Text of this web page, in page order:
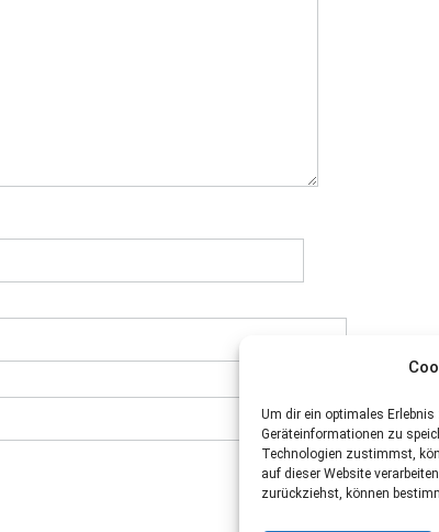
Um dir ein optimales
Geräteinformationen zu
Technologien zustimmst,
auf dieser Website
zurückziehst, können